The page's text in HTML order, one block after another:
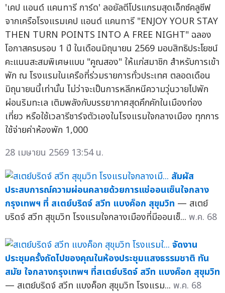
'เคป แอนด์ แคนทารี การ์ด' ลอยัลตีโปรแกรมสุดเอ็กซ์คลูซีฟ
จากเครือโรงแรมเคป แอนด์ แคนทารี "ENJOY YOUR STAY
THEN TURN POINTS INTO A FREE NIGHT" ฉลอง
โอกาสครบรอบ 1 ปี ในเดือนมิถุนายน 2569 มอบสิทธิประโยชน์
คะแนนสะสมพิเศษแบบ "คูณสอง" ให้แก่สมาชิก สำหรับการเข้า
พัก ณ โรงแรมในเครือที่ร่วมรายการทั่วประเทศ ตลอดเดือน
มิถุนายนนี้เท่านั้น ไม่ว่าจะเป็นการหลีกหนีความวุ่นวายไปพัก
ผ่อนริมทะเล เติมพลังกับบรรยากาศสุดคึกคักในเมืองท่อง
เที่ยว หรือใช้เวลารีชาร์จตัวเองในโรงแรมใจกลางเมือง ทุกการ
ใช้จ่ายค่าห้องพัก 1,000
28 เมษายน 2569 13:54 น.
สัมผัส
ประสบการณ์ความผ่อนคลายด้วยการแช่ออนเซ็นใจกลาง
กรุงเทพฯ ที่ สเตย์บริดจ์ สวีท แบงค็อก สุขุมวิท — สเตย์
บริดจ์ สวีท สุขุมวิท โรงแรมใจกลางเมืองที่มีออนเซ็... พ.ค. 68
จัดงาน
ประชุมครั้งถัดไปของคุณในห้องประชุมแสงธรรมชาติ ทัน
สมัย ใจกลางกรุงเทพฯ ที่สเตย์บริดจ์ สวีท แบงค็อก สุขุมวิท
— สเตย์บริดจ์ สวีท แบงค็อก สุขุมวิท โรงแรม... พ.ค. 68